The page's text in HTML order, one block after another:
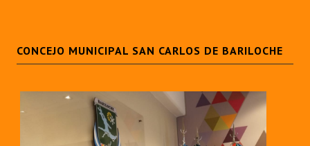
CONCEJO MUNICIPAL SAN CARLOS DE BARILOCHE